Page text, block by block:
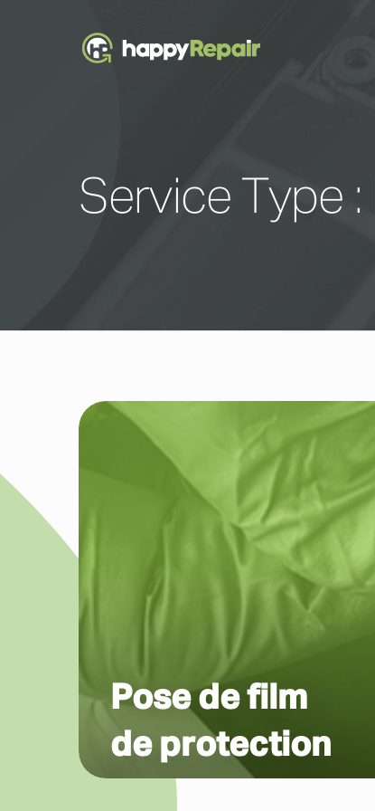
Service Type :
Pose de film
de protection